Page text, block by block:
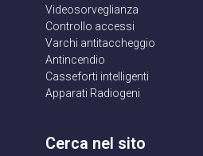
Videosorveglianza
Controllo accessi
Varchi antitaccheggio
Antincendio
Casseforti intelligenti
Apparati Radiogeni
Cerca nel sito